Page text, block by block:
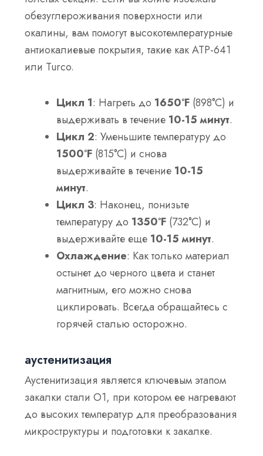
обезуглероживания поверхности или
окалины, вам помогут высокотемпературные
антиокалиевые покрытия, такие как ATP-641
или Turco.
Цикл 1: Нагреть до 1650°F (898°C) и
выдерживать в течение 10-15 минут.
Цикл 2: Уменьшите температуру до
1500°F (815°C) и снова
выдерживайте в течение 10-15
минут.
Цикл 3: Наконец, понизьте
температуру до 1350°F (732°C) и
выдерживайте еще 10-15 минут.
Охлаждение: Как только материал
остынет до черного цвета и станет
магнитным, его можно снова
циклировать. Всегда обращайтесь с
горячей сталью осторожно.
аустенитизация
Аустенитизация является ключевым этапом
закалки стали О1, при котором ее нагревают
до высоких температур для преобразования
микроструктуры и подготовки к закалке.